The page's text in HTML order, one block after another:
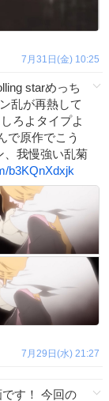
7月31日(金) 10:25
starめっち
乱が再熱して
ろよタイプよ
で原作でこう
、我慢強い乱菊
b3KQnXdxjk
7月29日(水) 21:27
です！ 今回の